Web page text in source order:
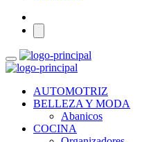
AUTOMOTRIZ
BELLEZA Y MODA
Abanicos
COCINA